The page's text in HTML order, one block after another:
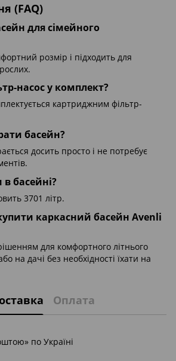
(FAQ)
для сімейного
розмір і підходить для
насос у комплект?
картриджним фільтр-
басейн?
досить просто і не потребує
басейні?
3701 літр.
каркасний басейн Avenli
для комфортного літнього
на дачі без необхідності їхати на
Оплата
по Україні